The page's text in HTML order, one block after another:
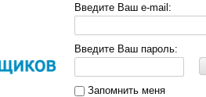
Введите Ваш e-mail:
Введите Ваш пароль:
Запомнить меня